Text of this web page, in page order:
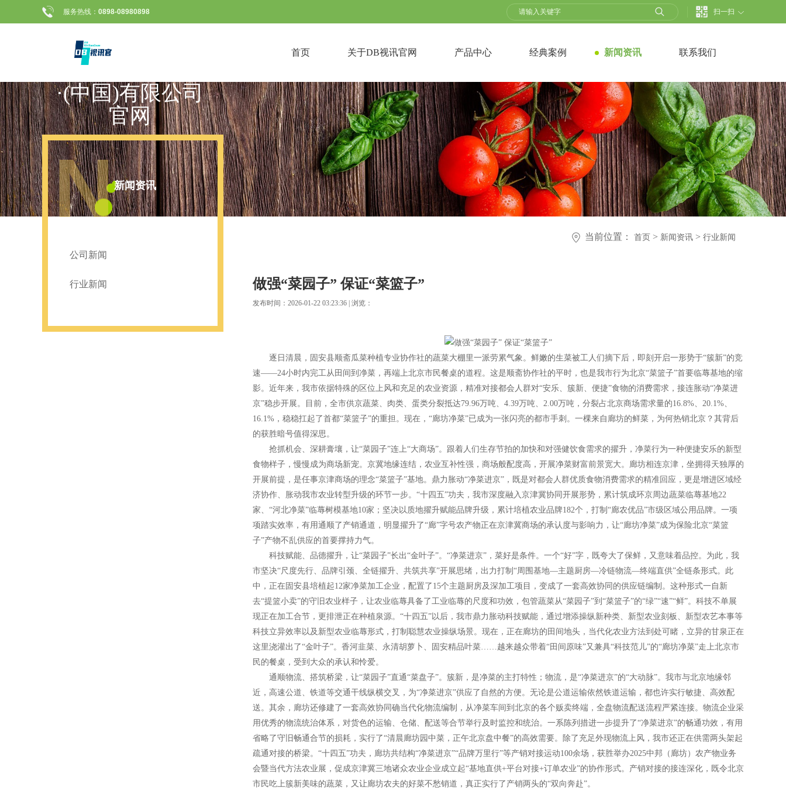
服务热线： 0898-08980898 扫一扫
·(中国)有限公司
官网
首页 关于DB视讯官网 产品中心 经典案例 新闻资讯 联系我们
N新闻资讯
公司新闻
行业新闻
当前位置： 首页 > 新闻资讯 > 行业新闻
做强“菜园子” 保证“菜篮子”
发布时间：2026-01-22 03:23:36 | 浏览：
逐日清晨，固安县顺斋瓜菜种植专业协作社的蔬菜大棚里一派劳累气象。鲜嫩的生菜被工人们摘下后，即刻开启一形势于“簇新”的竞
速——24小时内完工从田间到净菜，再端上北京市民餐桌的道程。这是顺斋协作社的平时，也是我市行为北京“菜篮子”首要临蓐基地的缩
影。近年来，我市依据特殊的区位上风和充足的农业资源，精准对接都会人群对“安乐、簇新、便捷”食物的消费需求，接连胀动“净菜进
京”稳步开展。目前，全市供京蔬菜、肉类、蛋类分裂抵达79.96万吨、4.39万吨、2.00万吨，分裂占北京商场需求量的16.8%、20.1%、
16.1%，稳稳扛起了首都“菜篮子”的重担。现在，“廊坊净菜”已成为一张闪亮的都市手刺。一棵来自廊坊的鲜菜，为何热销北京？其背后
的获胜暗号值得深思。
抢抓机会、深耕膏壤，让“菜园子”连上“大商场”。跟着人们生存节拍的加快和对强健饮食需求的擢升，净菜行为一种便捷安乐的新型
食物样子，慢慢成为商场新宠。京冀地缘连结，农业互补性强，商场般配度高，开展净菜财富前景宽大。廊坊相连京津，坐拥得天独厚的
开展前提，是任事京津商场的理念“菜篮子”基地。鼎力胀动“净菜进京”，既是对都会人群优质食物消费需求的精准回应，更是增进区域经
济协作、胀动我市农业转型升级的环节一步。“十四五”功夫，我市深度融入京津冀协同开展形势，累计筑成环京周边蔬菜临蓐基地22
家、“河北净菜”临蓐树模基地10家；坚决以质地擢升赋能品牌升级，累计培植农业品牌182个，打制“廊农优品”市级区域公用品牌。一项
项踏实效率，有用通顺了产销通道，明显擢升了“廊”字号农产物正在京津冀商场的承认度与影响力，让“廊坊净菜”成为保险北京“菜篮
子”产物不乱供应的首要撑持力气。
科技赋能、品德擢升，让“菜园子”长出“金叶子”。“净菜进京”，菜好是条件。一个“好”字，既夸大了保鲜，又意味着品控。为此，我
市坚决“尺度先行、品牌引颈、全链擢升、共筑共享”开展思绪，出力打制“周围基地—主题厨房—冷链物流—终端直供”全链条形式。此
中，正在固安县培植起12家净菜加工企业，配置了15个主题厨房及深加工项目，变成了一套高效协同的供应链编制。这种形式一自新
去“提篮小卖”的守旧农业样子，让农业临蓐具备了工业临蓐的尺度和功效，包管蔬菜从“菜园子”到“菜篮子”的“绿”“速”“鲜”。科技不单展
现正在加工合节，更排泄正在种植泉源。“十四五”以后，我市鼎力胀动科技赋能，通过增添操纵新种类、新型农业刻板、新型农艺本事等
科技立异效率以及新型农业临蓐形式，打制聪慧农业操纵场景。现在，正在廊坊的田间地头，当代化农业方法到处可睹，立异的甘泉正在
这里浇灌出了“金叶子”。香河韭菜、永清胡萝卜、固安精品叶菜……越来越众带着“田间原味”又兼具“科技范儿”的“廊坊净菜”走上北京市
民的餐桌，受到大众的承认和怜爱。
通顺物流、搭筑桥梁，让“菜园子”直通“菜盘子”。簇新，是净菜的主打特性；物流，是“净菜进京”的“大动脉”。我市与北京地缘邻
近，高速公道、铁道等交通干线纵横交叉，为“净菜进京”供应了自然的方便。无论是公道运输依然铁道运输，都也许实行敏捷、高效配
送。其余，廊坊还修建了一套高效协同确当代化物流编制，从净菜车间到北京的各个贩卖终端，全盘物流配送流程严紧连接。物流企业采
用优秀的物流统治体系，对货色的运输、仓储、配送等合节举行及时监控和统治。一系陈列措进一步提升了“净菜进京”的畅通功效，有用
省略了守旧畅通合节的损耗，实行了“清晨廊坊园中菜，正午北京盘中餐”的高效需要。除了充足外现物流上风，我市还正在供需两头架起
疏通对接的桥梁。“十四五”功夫，廊坊共结构“净菜进京”“品牌万里行”等产销对接运动100余场，获胜举办2025中邦（廊坊）农产物业务
会暨当代方法农业展，促成京津冀三地诸众农业企业成立起“基地直供+平台对接+订单农业”的协作形式。产销对接的接连深化，既令北京
市民吃上簇新美味的蔬菜，又让廊坊农夫的好菜不愁销道，真正实行了产销两头的“双向奔赴”。